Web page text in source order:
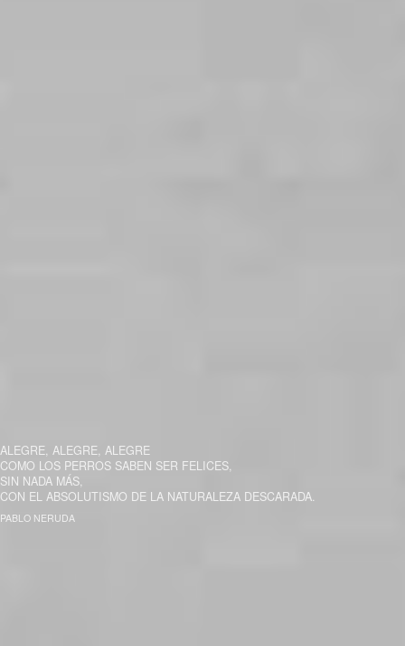
ALEGRE, ALEGRE, ALEGRE
COMO LOS PERROS SABEN SER FELICES,
SIN NADA MÁS,
CON EL ABSOLUTISMO DE LA NATURALEZA DESCARADA.
PABLO NERUDA